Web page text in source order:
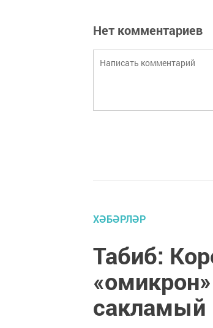
Нет комментариев
ХӘБӘРЛӘР
Табиб:
сакламый